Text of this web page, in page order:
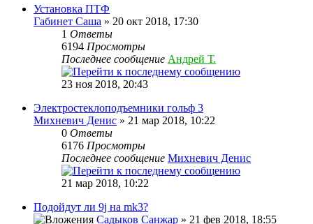
Установка ПТФ
Габинет Саша » 20 окт 2018, 17:30
1 Ответы
6194 Просмотры
Последнее сообщение Андрей Т.
23 ноя 2018, 20:43
Электростеклоподъемники гольф 3
Михневич Денис » 21 мар 2018, 10:22
0 Ответы
6176 Просмотры
Последнее сообщение Михневич Денис
21 мар 2018, 10:22
Подойдут ли 9j на mk3?
Садыков Санжар » 21 фев 2018, 18:55